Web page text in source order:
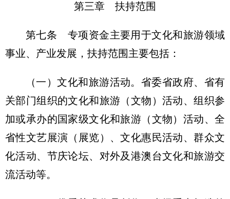
第三章 扶持范围
第七条 专项资金主要用于文化和旅游领域
事业、产业发展，扶持范围主要包括：
（一）文化和旅游活动。省委省政府、省有
关部门组织的文化和旅游（文物）活动、组织参
加或承办的国家级文化和旅游（文物）活动、全
省性文艺展演（展览）、文化惠民活动、群众文
化活动、节庆论坛、对外及港澳台文化和旅游交
流活动等。